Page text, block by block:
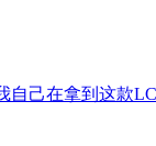
己在拿到这款